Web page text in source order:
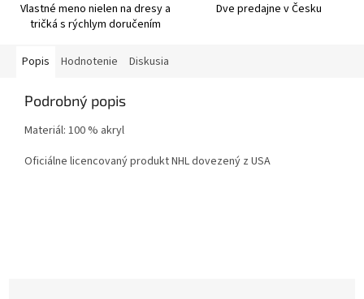
Vlastné meno nielen na dresy a
tričká s rýchlym doručením
Dve predajne v Česku
Popis Hodnotenie Diskusia
Podrobný popis
Materiál: 100 % akryl
Oficiálne licencovaný produkt NHL dovezený z USA